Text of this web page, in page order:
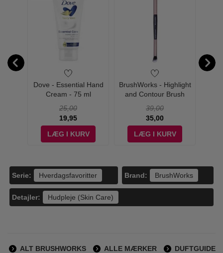
Dove - Essential Hand
Cream - 75 ml
25,00
19,95
LÆG I KURV
BrushWorks - Highlight
and Contour Brush
39,00
35,00
LÆG I KURV
Serie: Hverdagsfavoritter Brand: BrushWorks
Detajler: Hudpleje (Skin Care)
ALT BRUSHWORKS ALLE MÆRKER
DUFTGUIDE